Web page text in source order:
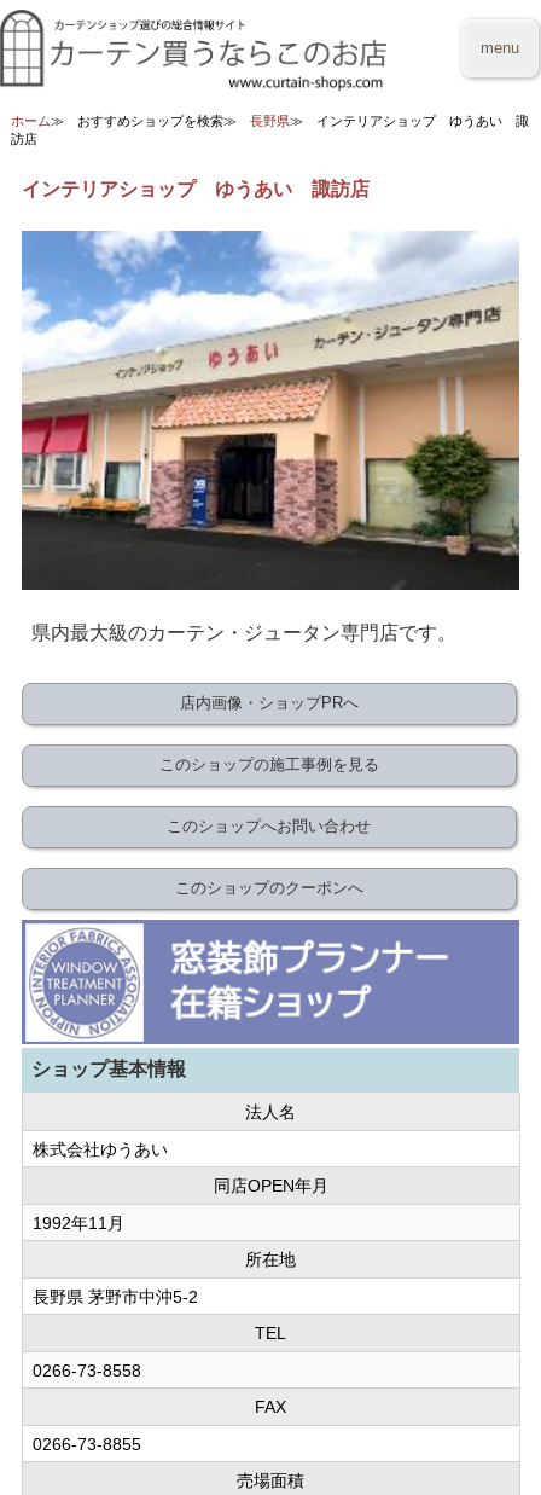
menu
ホーム おすすめショップを検索 長野県
インテリアショップ ゆうあい 諏
訪店
インテリアショップ ゆうあい 諏訪店
県内最大級のカーテン・ジュータン専門店です。
店内画像・ショップPRへ
このショップの施工事例を見る
このショップへお問い合わせ
このショップのクーポンへ
ショップ基本情報
法人名
株式会社ゆうあい
同店OPEN年月
1992年11月
所在地
長野県 茅野市中沖5-2
TEL
0266-73-8558
FAX
0266-73-8855
売場面積